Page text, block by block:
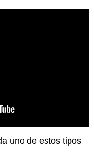
uno de estos tipos